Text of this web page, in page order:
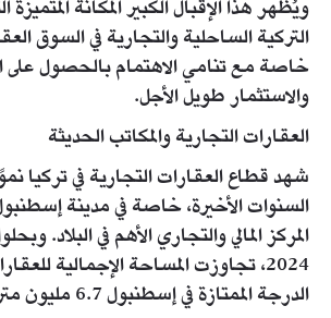
ويُظهر هذا الإقبال الكبير المكانة المتميزة
التركية الساحلية والتجارية في السوق
خاصة مع تنامي الاهتمام بالحصول على
والاستثمار طويل الأجل.
العقارات التجارية والمكاتب الحديثة
شهد قطاع العقارات التجارية في تركيا
السنوات الأخيرة، خاصة في مدينة
المركز المالي والتجاري الأهم في البلاد.
2024، تجاوزت المساحة الإجمالية
الدرجة الممتازة في إسطنبول 6.7 مليون متر مربع.